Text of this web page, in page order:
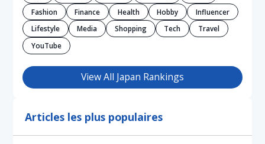
Fashion
Finance Health Hobby
Influencer
Lifestyle
Media Shopping Tech
Travel
YouTube
View All Japan Rankings
Articles les plus populaires